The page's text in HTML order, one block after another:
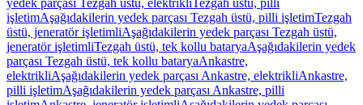
yedek parçası Tezgah üstü, elektrikli Tezgah üstü, pilli
işletimAşağıdakilerin yedek parçası Tezgah üstü, pilli işletimTezgah
üstü, jeneratör işletimliAşağıdakilerin yedek parçası Tezgah üstü,
jeneratör işletimliTezgah üstü, tek kollu bataryaAşağıdakilerin yedek
parçası Tezgah üstü, tek kollu bataryaAnkastre,
elektrikliAşağıdakilerin yedek parçası Ankastre, elektrikliAnkastre,
pilli işletimAşağıdakilerin yedek parçası Ankastre, pilli